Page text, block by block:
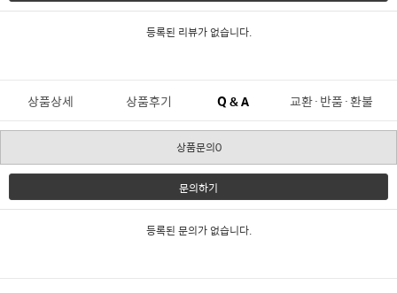
등록된 리뷰가 없습니다.
상품상세 상품후기 Q & A 교환·반품·환불
상품문의0
문의하기
등록된 문의가 없습니다.